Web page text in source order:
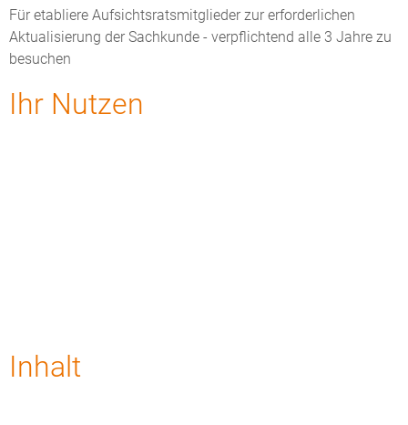
Für etabliere Aufsichtsratsmitglieder zur erforderlichen
Aktualisierung der Sachkunde - verpflichtend alle 3 Jahre zu
besuchen
Ihr Nutzen
Inhalt